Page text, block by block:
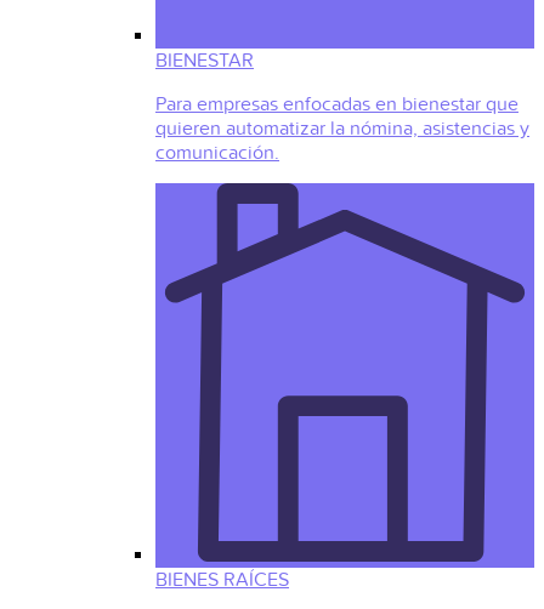
BIENESTAR
Para empresas enfocadas en bienestar que
quieren automatizar la nómina, asistencias y
comunicación.
BIENES RAÍCES